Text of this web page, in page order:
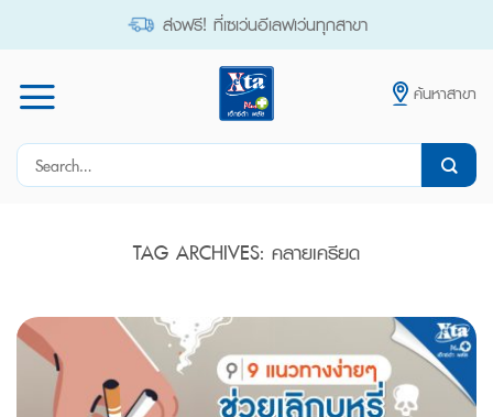
ส่งฟรี! ที่เซเว่นอีเลฟเว่นทุกสาขา
ค้นหาสาขา
Search
TAG ARCHIVES: คลายเครียด